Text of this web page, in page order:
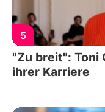
5
"Zu breit": Toni
ihrer Karriere